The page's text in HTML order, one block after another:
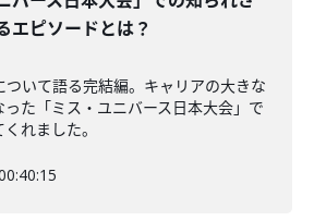
エピソードとは？
ついて語る完結編。キャリアの大きな
た「ミス・ユニバース日本大会」で
れました。